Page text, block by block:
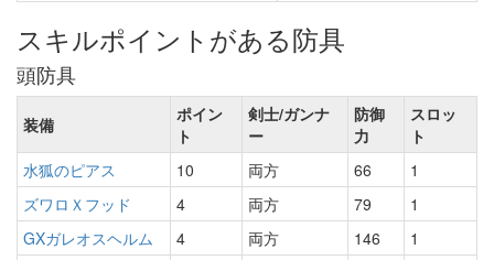
スキルポイントがある防具
頭防具
装備
ポイン
ト
剣士/ガンナ
ー
防御
力
スロッ
ト
水狐のピアス
10 両方 66
1
ズワロＸフッド
4 両方 79
1
GXガレオスヘルム
4 両方 146
1